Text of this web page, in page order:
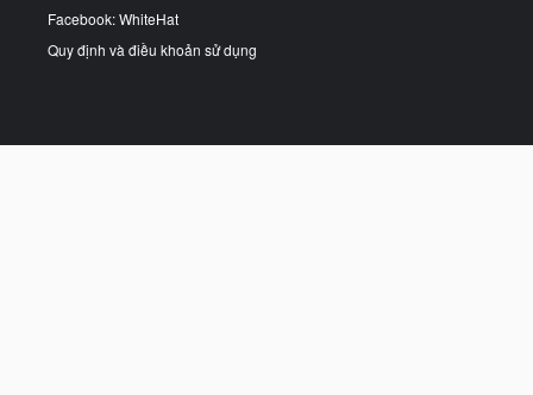
Facebook: WhiteHat
Quy định và điều khoản sử dụng